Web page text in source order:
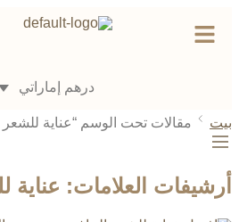
درهم إماراتي
بيت مقالات تحت الوسم “عناية
أرشيفات العلامات: عناية